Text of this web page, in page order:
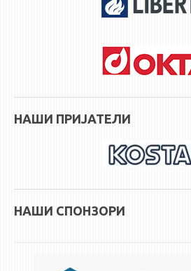
НАШИ ПРИЈАТЕЛИ
НАШИ СПОНЗОРИ